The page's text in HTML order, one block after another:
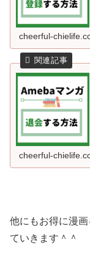
cheerful-
cheerful-
他にもお得に漫
ていきます＾＾